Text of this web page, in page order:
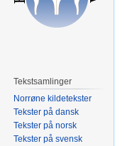
Tekstsamlinger
Norrøne kildetekster
Tekster på dansk
Tekster på norsk
Tekster på svensk